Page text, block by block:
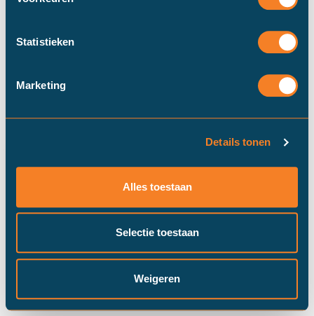
Statistieken
Marketing
Details tonen
Alles toestaan
Selectie toestaan
Weigeren
Duinstra Melis Makelaars maakt
gebruik van cookies om ervoor te
mogelijk draait​. Klik op “Prima!”, om
pas je instellingen via "cookie
Prima!